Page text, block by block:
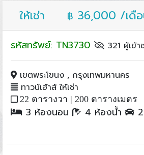
ให้เช่า ฿ 36,000 /เดื
รหัสทรัพย์: TN3730 321 ผู้เข้า
เขตพระโขนง , กรุงเทพมหานคร
ทาวน์เฮ้าส์ ให้เช่า
22 ตารางวา | 200 ตารางเมตร
3 ห้องนอน 4 ห้องน้ำ 2